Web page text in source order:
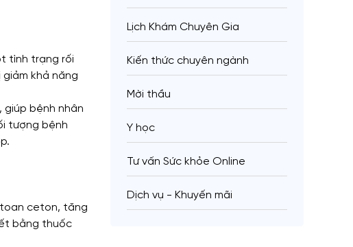
tình trạng rối
khả năng
giúp bệnh nhân
tượng bệnh
toan ceton, tăng
bằng thuốc
Lịch Khám Chuyên Gia
Kiến thức chuyên ngành
Mời thầu
Y học
Tư vấn Sức khỏe Online
Dịch vụ - Khuyến mãi